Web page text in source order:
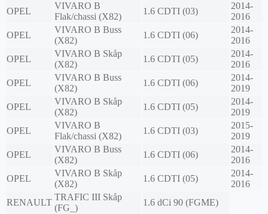
OPEL
VIVARO B
Flak/chassi (X82)
1.6 CDTI (03)
2014-
2016
OPEL
VIVARO B Buss
(X82)
1.6 CDTI (06)
2014-
2016
OPEL
VIVARO B Skåp
(X82)
1.6 CDTI (05)
2014-
2016
OPEL
VIVARO B Buss
(X82)
1.6 CDTI (06)
2014-
2019
OPEL
VIVARO B Skåp
(X82)
1.6 CDTI (05)
2014-
2019
OPEL
VIVARO B
Flak/chassi (X82)
1.6 CDTI (03)
2015-
2019
OPEL
VIVARO B Buss
(X82)
1.6 CDTI (06)
2014-
2016
OPEL
VIVARO B Skåp
(X82)
1.6 CDTI (05)
2014-
2016
RENAULT
TRAFIC III Skåp
(FG_)
1.6 dCi 90 (FGME)